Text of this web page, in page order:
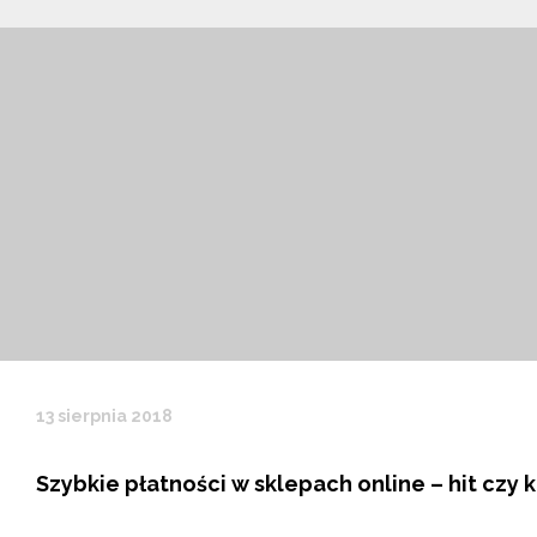
13 sierpnia 2018
Szybkie płatności w sklepach online – hit czy